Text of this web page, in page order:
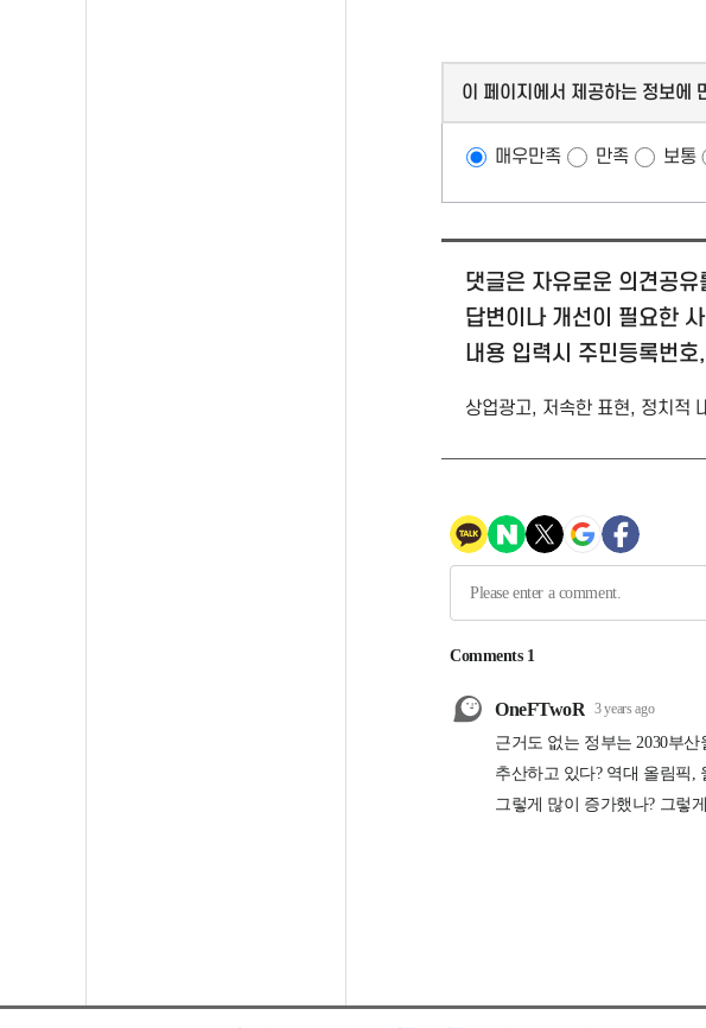
이 페이지에서 제공하는 정보에
매우만족 만족 보통
댓글은 자유로운 의견공
답변이나 개선이 필요한
내용 입력시 주민등록번
상업광고, 저속한 표현, 정치적